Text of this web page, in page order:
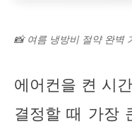
📸 여름 냉방비 절약 완벽
에어컨을 켠 시
결정할 때 가장